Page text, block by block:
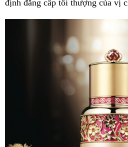
định đẳng cấp tối thượng của vị